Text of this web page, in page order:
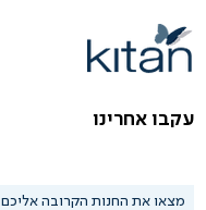
עקבו אחרינו
מצאו את החנות הקרובה אליכם